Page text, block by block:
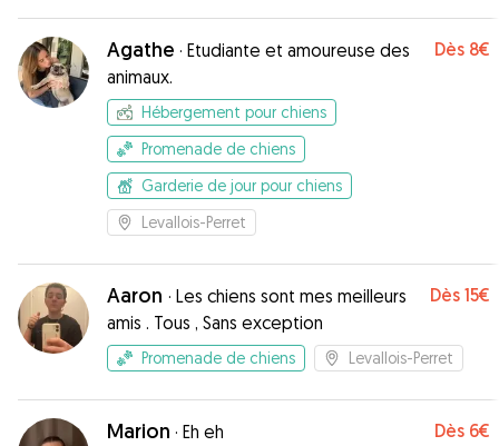
Agathe · Etudiante et amoureuse des
animaux.
Dès 8€
Hébergement pour chiens
Promenade de chiens
Garderie de jour pour chiens
Levallois-Perret
Aaron · Les chiens sont mes meilleurs
amis . Tous , Sans exception
Dès 15€
Promenade de chiens Levallois-Perret
Marion · Eh eh Dès 6€